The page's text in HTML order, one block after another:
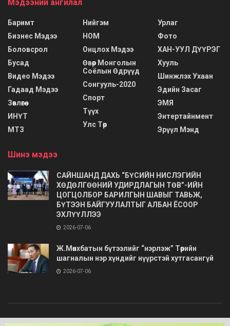
Мэдээний ангилал
Баримт
Бизнес Мэдээ
Боловсрол
Бусад
Видео Мэдээ
Гадаад Мэдээ
Зөвлөгөө
ИНҮТ
МТЗ
Нийгэм
НОМ
Онцлох Мэдээ
Өвөр Монголын
Соёлын Өдрүүд
Сонгууль-2020
Спорт
Түүх
Улс Төр
Урлаг
Фото
ХАН-УУЛ ДҮҮРЭГ
Хууль
Шинжлэх Ухаан
Эдийн Засаг
ЭМЯ
Энтертайнмент
Эрүүл Мэнд
Шинэ мэдээ
САЙНШАНД ДАХЬ “БҮСИЙН НИСЛЭГИЙН
ХӨДӨЛГӨӨНИЙ УДИРДЛАГЫН ТӨВ”-ИЙН
ЦОГЦОЛБОР БАРИЛГЫН ШАВЫГ ТАВЬЖ,
БҮТЭЭН БАЙГУУЛАЛТЫГ АЛБАН ЁСООР
ЭХЛҮҮЛЛЭЭ
2026-07-06
Ж.Мөнхбатын бүтээлийг “нэрлэж” Төрийн
шагналын нэр хүндийг нүүрстэй хутгасангүй
2026-07-06